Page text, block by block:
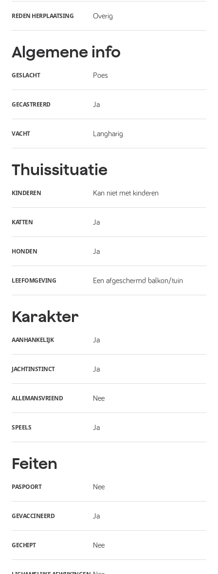
REDEN HERPLAATSING Overig
Algemene info
GESLACHT Poes
GECASTREERD Ja
VACHT Langharig
Thuissituatie
KINDEREN Kan niet met kinderen
KATTEN Ja
HONDEN Ja
LEEFOMGEVING Een afgeschermd balkon/tuin
Karakter
AANHANKELIJK Ja
JACHTINSTINCT Ja
ALLEMANSVRIEND Nee
SPEELS Ja
Feiten
PASPOORT Nee
GEVACCINEERD Ja
GECHIPT Nee